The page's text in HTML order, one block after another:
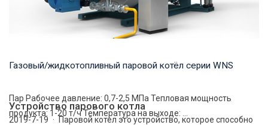
Газовый/жидкотопливный паровой котёл серии WNS
Пар Рабочее давление: 0,7-2,5 МПа Тепловая мощность
продукта: 1-20 т/ч Температура на выходе: ...
Устройство парового котла
2019-7-19 · Паровой котел это устройство, которое способно